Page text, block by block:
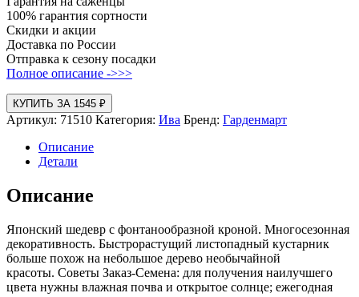
100% гарантия сортности
Скидки и акции
Доставка по России
Отправка к сезону посадки
Полное описание ->>>
КУПИТЬ ЗА 1545 ₽
Артикул: 71510 Категория: Ива Бренд: Гарденмарт
Описание
Детали
Описание
Японский шедевр с фонтанообразной кроной. Многосезонная
декоративность. Быстрорастущий листопадный кустарник
больше похож на небольшое дерево необычайной
красоты. Советы Заказ-Семена: для получения наилучшего
цвета нужны влажная почва и открытое солнце; ежегодная